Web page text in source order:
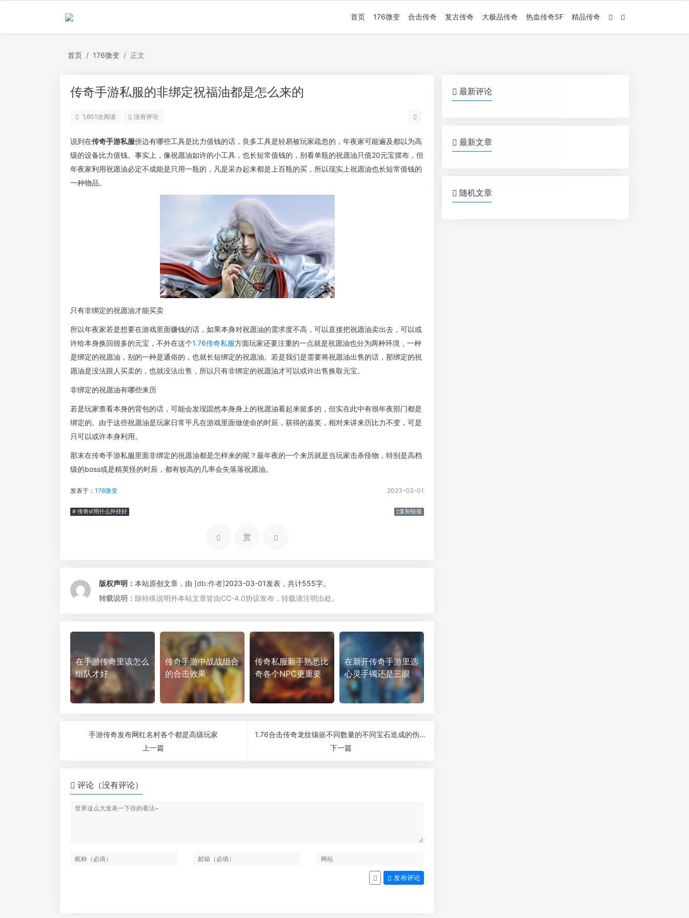
首页 176微变 合击传奇 复古传奇 大极品传奇 热血传奇SF 精品传奇
首页 176微变 正文
传奇手游私服的非绑定祝福油都是怎么来的
1,601 次阅读 没有评论
说到在传奇手游私服傍边有哪些工具是比力值钱的话，良多工具是轻易被玩家疏忽的，年夜家可能遍及都以为高
级的设备比力值钱。事实上，像祝愿油如许的小工具，也长短常值钱的，别看单瓶的祝愿油只值20元宝摆布，但
年夜家利用祝愿油必定不成能是只用一瓶的，凡是采办起来都是上百瓶的买，所以现实上祝愿油也长短常值钱的
一种物品。
只有非绑定的祝愿油才能买卖
所以年夜家若是想要在游戏里面赚钱的话，如果本身对祝愿油的需求度不高，可以直接把祝愿油卖出去，可以或
许给本身换回很多的元宝，不外在这个1.76传奇私服方面玩家还要注重的一点就是祝愿油也分为两种环境，一种
是绑定的祝愿油，别的一种是通俗的，也就长短绑定的祝愿油。若是我们是需要将祝愿油出售的话，那绑定的祝
愿油是没法跟人买卖的，也就没法出售，所以只有非绑定的祝愿油才可以或许出售换取元宝。
非绑定的祝愿油有哪些来历
若是玩家查看本身的背包的话，可能会发现固然本身身上的祝愿油看起来挺多的，但实在此中有很年夜部门都是
绑定的。由于这些祝愿油是玩家日常平凡在游戏里面做使命的时辰，获得的嘉奖，相对来讲来历比力不变，可是
只可以或许本身利用。
那末在传奇手游私服里面非绑定的祝愿油都是怎样来的呢？最年夜的一个来历就是当玩家击杀怪物，特别是高档
级的boss或是精英怪的时辰，都有较高的几率会失落落祝愿油。
发表于： 176微变 2023-03-01
# 传奇sf用什么外挂好 复制链接
赏
版权声明： 本站原创文章，由 [db:作者]2023-03-01发表，共计555字。
转载说明： 除特殊说明外本站文章皆由CC-4.0协议发布，转载请注明出处。
在手游传奇里该怎么
组队才好
传奇手游中战战组合
的合击效果
传奇私服新手熟悉比
奇各个NPC更重要
在新开传奇手游里选
心灵手镯还是三眼
手游传奇发布网红名村各个都是高级玩家
上一篇
1.76合击传奇龙纹镶嵌不同数量的不同宝石造成的伤害是不一样的
下一篇
评论（没有评论）
发布评论
最新评论
最新文章
随机文章